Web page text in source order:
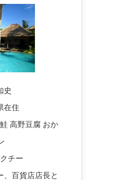
史
在住
高野豆腐 おか
チー
、百貨店店長と